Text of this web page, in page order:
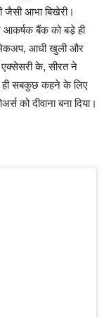
आभा बिखेरी।
आकर्षक बैंक को बड़े ही
मेकअप, आधी खुली और
एक्सेसरी के, सीरत ने
ही सबकुछ कहने के लिए
को दीवाना बना दिया।